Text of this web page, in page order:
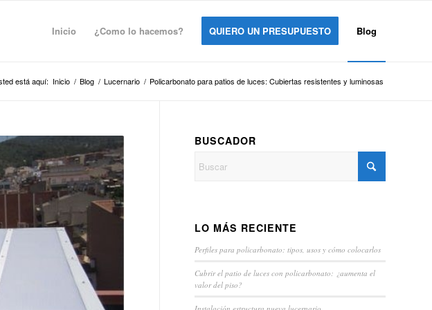
Inicio ¿Como lo hacemos? QUIERO UN PRESUPUESTO Blog
está aquí: Inicio / Blog / Lucernario / Policarbonato para patios de luces: Cubiertas resistentes y luminosas
BUSCADOR
LO MÁS RECIENTE
Perfiles para policarbonato: tipos, usos y cómo colocarlos
Cubrir el patio de luces con policarbonato: ¿aumenta el
valor del piso?